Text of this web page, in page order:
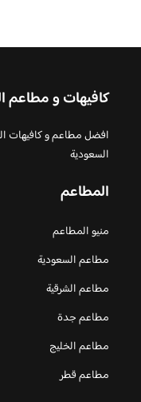
كافيهات و مطاعم
افضل مطاعم و كافيهات
السعودية
المطاعم
منيو المطاعم
مطاعم السعودية
مطاعم الشرقية
مطاعم جدة
مطاعم الخليج
مطاعم قطر